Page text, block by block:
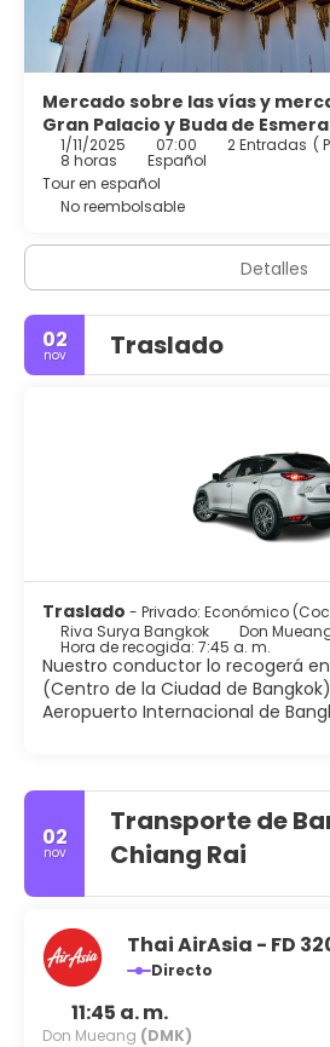
Mercado sobre las vías y
Gran Palacio y Buda de
1/11/2025 07:00 2 Entradas (
8 horas
Español
Tour en español
No reembolsable
Detalles
02
nov Traslado
Traslado - Privado: Económico
Riva Surya Bangkok
Don
Hora de recogida: 7:45 a. m.
Nuestro conductor lo recogerá
(Centro de la Ciudad de
Aeropuerto Internacional de
02
nov
Transporte de
Chiang Rai
Thai AirAsia - FD
Directo
11:45 a. m.
Don Mueang (DMK)